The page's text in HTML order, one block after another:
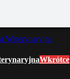
Wkrótce